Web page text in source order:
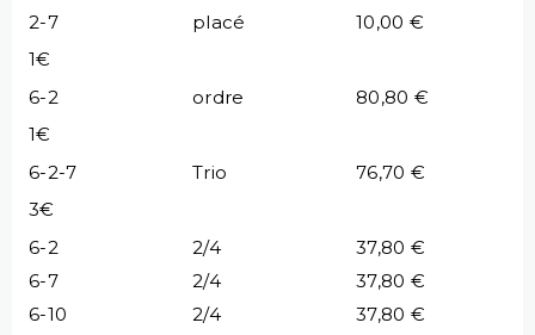
2-7 placé
10,00 €
1€
6-2
ordre
80,80 €
1€
6-2-7
Trio
76,70 €
3€
6-2
2/4
37,80 €
6-7
2/4
37,80 €
6-10
2/4
37,80 €